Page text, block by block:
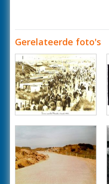
Gerelateerde foto's